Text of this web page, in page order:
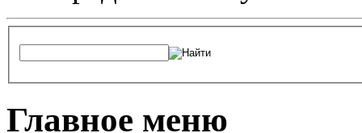
Главное меню